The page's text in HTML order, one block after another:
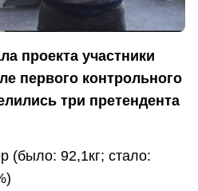
проекта участники
первого контрольного
три претендента
(было: 92,1кг; стало: